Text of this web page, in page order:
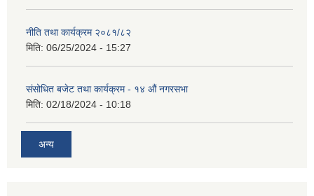
नीति तथा कार्यक्रम २०८१/८२
मिति: 06/25/2024 - 15:27
संसोधित बजेट तथा कार्यक्रम - १४ औं नगरसभा
मिति: 02/18/2024 - 10:18
अन्य